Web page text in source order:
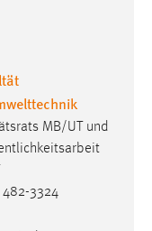
MB/UT und
482-3324